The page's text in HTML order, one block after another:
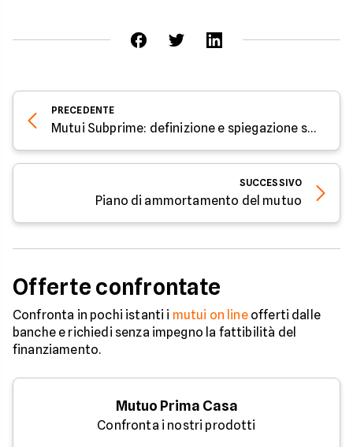
PRECEDENTE
Mutui Subprime: definizione e spiegazione semplice
SUCCESSIVO
Piano di ammortamento del mutuo
Offerte confrontate
Confronta in pochi istanti i mutui on lineofferti dalle
banche e richiedi senza impegno la fattibilità del
finanziamento.
Mutuo Prima Casa
Confronta i nostri prodotti